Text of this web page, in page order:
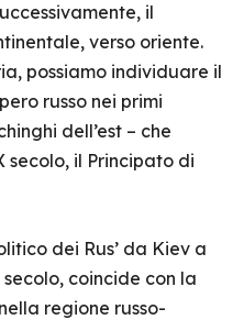
il
verso oriente.
possiamo individuare il
russo nei primi
dell’est – che
secolo, il Principato di
dei Rus’ da Kiev a
coincide con la
regione russo-